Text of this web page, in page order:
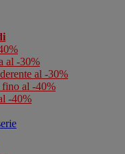
al -30%
al -30%
al -40%
-40%